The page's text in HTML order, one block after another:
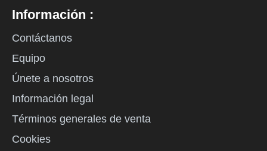
Información :
Contáctanos
Equipo
Únete a nosotros
Información legal
Términos generales de venta
Cookies